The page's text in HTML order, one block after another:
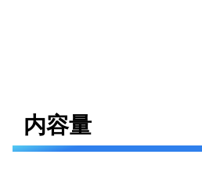
内容量